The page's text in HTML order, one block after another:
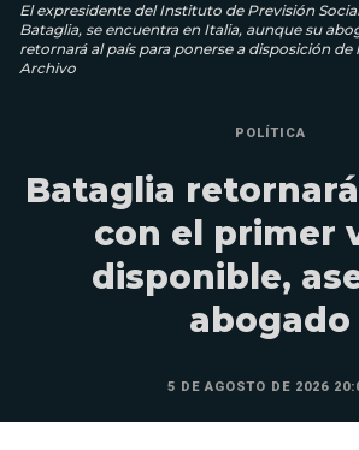
El expresidente del Instituto de Previsión
Bataglia, se encuentra en Italia, aunque su
retornará al país para ponerse a disposición de
Archivo
POLÍTICA
Bataglia
con el primer
disponible,
abogado
5 DE AGOSTO DE 2026